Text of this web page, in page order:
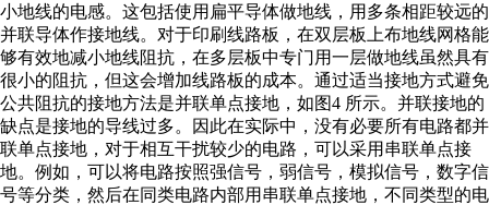
小地线的电感。这包括使用扁平导体做地线，用多条相距较远的
并联导体作接地线。对于印刷线路板，在双层板上布地线网格能
够有效地减小地线阻抗，在多层板中专门用一层做地线虽然具有
很小的阻抗，但这会增加线路板的成本。通过适当接地方式避免
公共阻抗的接地方法是并联单点接地，如图4 所示。并联接地的
缺点是接地的导线过多。因此在实际中，没有必要所有电路都并
联单点接地，对于相互干扰较少的电路，可以采用串联单点接
地。例如，可以将电路按照强信号，弱信号，模拟信号，数字信
号等分类，然后在同类电路内部用串联单点接地，不同类型的电